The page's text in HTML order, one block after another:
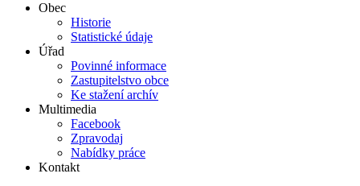
Obec
Historie
Statistické údaje
Úřad
Povinné informace
Zastupitelstvo obce
Ke stažení archív
Multimedia
Facebook
Zpravodaj
Nabídky práce
Kontakt